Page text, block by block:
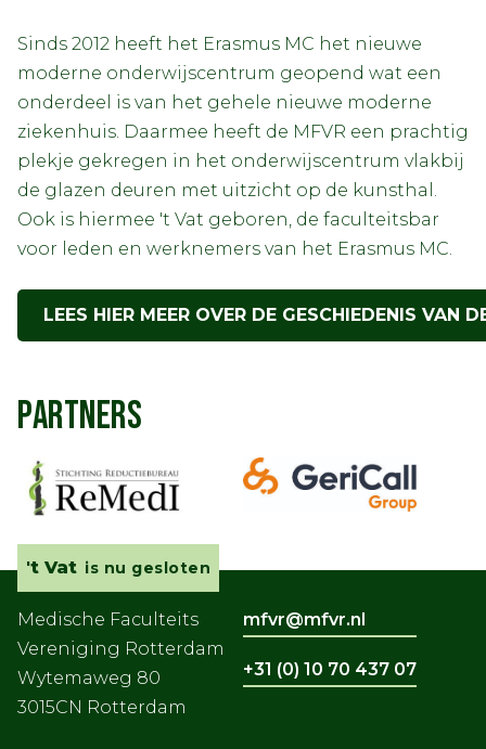
Sinds 2012 heeft het Erasmus MC het nieuwe
moderne onderwijscentrum geopend wat een
onderdeel is van het gehele nieuwe moderne
ziekenhuis. Daarmee heeft de MFVR een prachtig
plekje gekregen in het onderwijscentrum vlakbij
de glazen deuren met uitzicht op de kunsthal.
Ook is hiermee 't Vat geboren, de faculteitsbar
voor leden en werknemers van het Erasmus MC.
LEES HIER MEER OVER DE GESCHIEDENIS VAN
PARTNERS
't Vat is nu gesloten
Medische Faculteits
Vereniging Rotterdam
Wytemaweg 80
3015CN Rotterdam
mfvr@mfvr.nl
+31 (0) 10 70 437 07